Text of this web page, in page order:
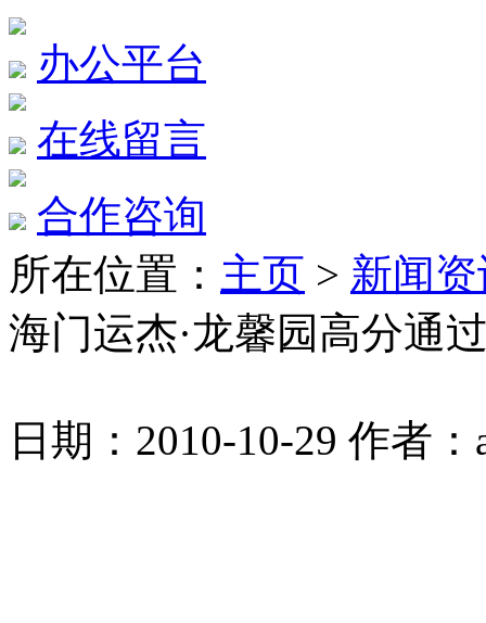
办公平台
在线留言
合作咨询
所在位置： 主页 > 新闻
海门运杰·龙馨园高分通
日期：2010-10-29 作者：